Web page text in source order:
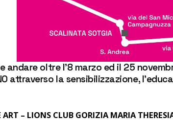
andare oltre l’8 marzo ed il 25
attraverso la sensibilizzazione,
– LIONS CLUB GORIZIA MARIA